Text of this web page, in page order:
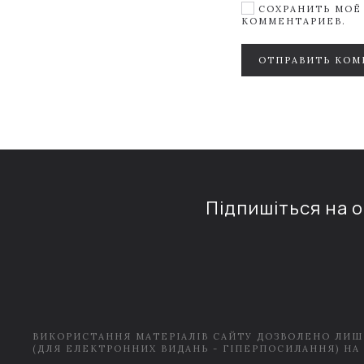
СОХРАНИТЬ МОЁ
КОММЕНТАРИЕВ.
ОТПРАВИТЬ
Підпишіться на
ВИКОРИСТАННЯ МАТЕРІАЛІВ САЙТУ ДОЗВОЛЕНО
(ДЛЯ ЕЛЕКТРОННИХ ВИДАНЬ - ГІПЕРПОСИЛАННЯ) НА